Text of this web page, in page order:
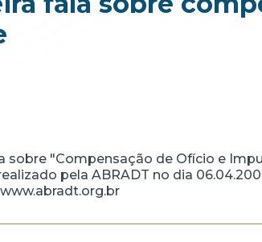
sobre "Compensação de Ofício e
pela ABRADT no dia